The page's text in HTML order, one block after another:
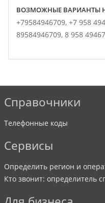
ВОЗМОЖНЫЕ ВАРИАНТЫ
+79584946709, +7 958
89584946709, 8 958
Справочники
Телефонные коды
Сервисы
Определить регион и
Кто звонит: определитель